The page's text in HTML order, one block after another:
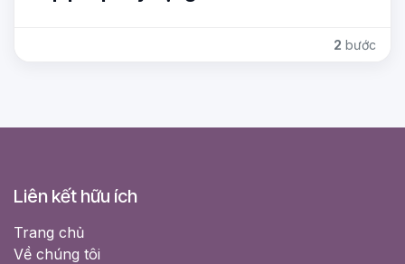
2 bước
Liên kết hữu ích
Trang chủ
Về chúng tôi